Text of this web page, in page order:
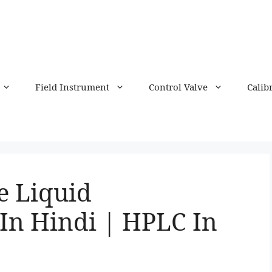
Field Instrument Control Valve
Liquid
Hindi | HPLC In